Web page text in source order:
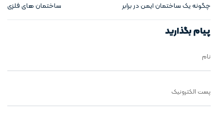
چگونه یک ساختمان ایمن در برابر
زلزله بسازیم
ساختمان های فلزی
پیام بگذارید
نام
پست الکترونیک